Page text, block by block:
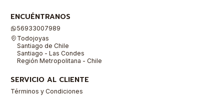
ENCUÉNTRANOS
56933007989
Todojoyas
Santiago de Chile
Santiago - Las Condes
Región Metropolitana - Chile
SERVICIO AL CLIENTE
Términos y Condiciones